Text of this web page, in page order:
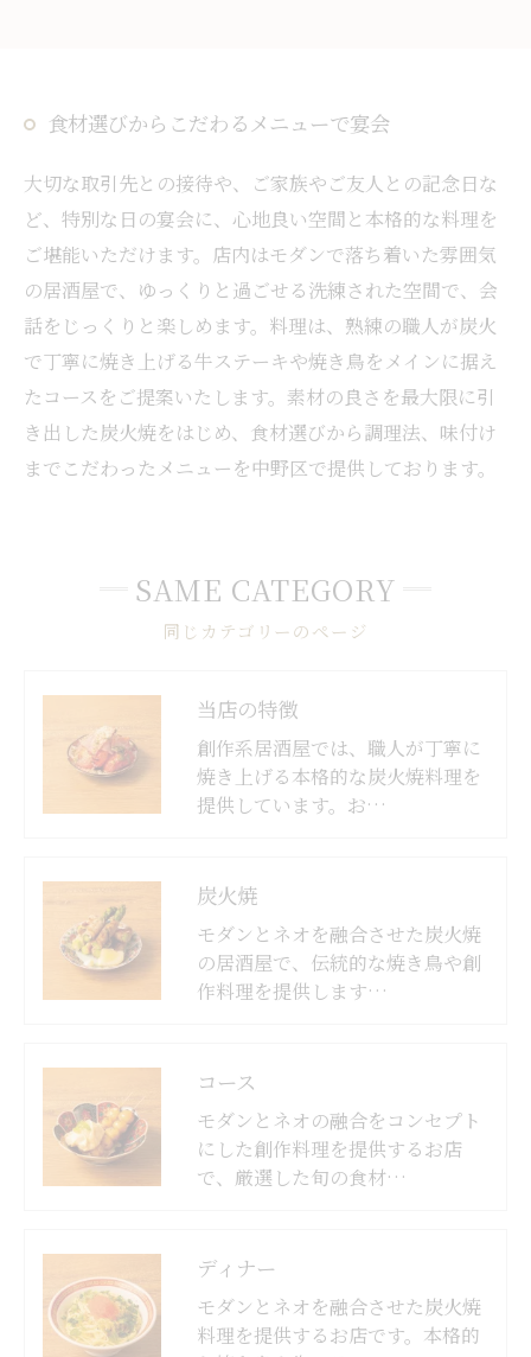
食材選びからこだわるメニューで宴会
大切な取引先との接待や、ご家族やご友人との記念日な
ど、特別な日の宴会に、心地良い空間と本格的な料理を
ご堪能いただけます。店内はモダンで落ち着いた雰囲気
の居酒屋で、ゆっくりと過ごせる洗練された空間で、会
話をじっくりと楽しめます。料理は、熟練の職人が炭火
で丁寧に焼き上げる牛ステーキや焼き鳥をメインに据え
たコースをご提案いたします。素材の良さを最大限に引
き出した炭火焼をはじめ、食材選びから調理法、味付け
までこだわったメニューを中野区で提供しております。
同じカテゴリーのページ
SAME CATEGORY
当店の特徴
創作系居酒屋では、職人が丁寧に
焼き上げる本格的な炭火焼料理を
提供しています。お…
炭火焼
モダンとネオを融合させた炭火焼
の居酒屋で、伝統的な焼き鳥や創
作料理を提供します…
コース
モダンとネオの融合をコンセプト
にした創作料理を提供するお店
で、厳選した旬の食材…
ディナー
モダンとネオを融合させた炭火焼
料理を提供するお店です。本格的